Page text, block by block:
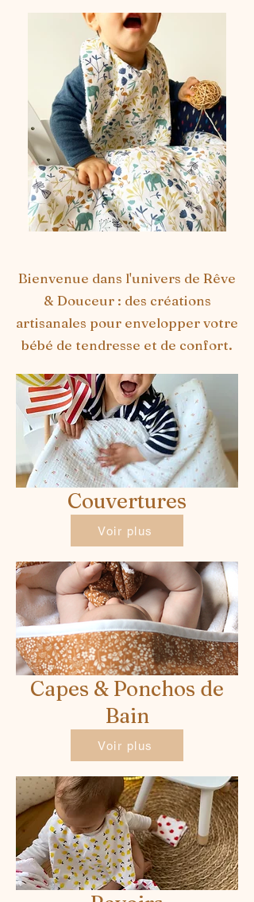
Bienvenue dans l'univers de Rêve
& Douceur : des créations
artisanales pour envelopper votre
bébé de tendresse et de confort.
Couvertures
Voir plus
Capes & Ponchos de
Bain
Voir plus